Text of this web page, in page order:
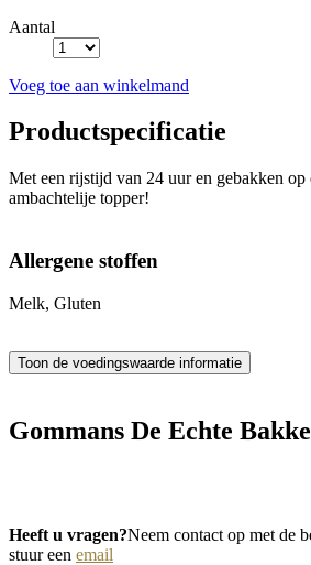
Aantal
Voeg toe aan winkelmand
Productspecificatie
Met een rijstijd van 24 uur en gebakken op
ambachtelije topper!
Allergene stoffen
Melk, Gluten
Gommans De Echte
Heeft u vragen?Neem contact op met de
stuur een email